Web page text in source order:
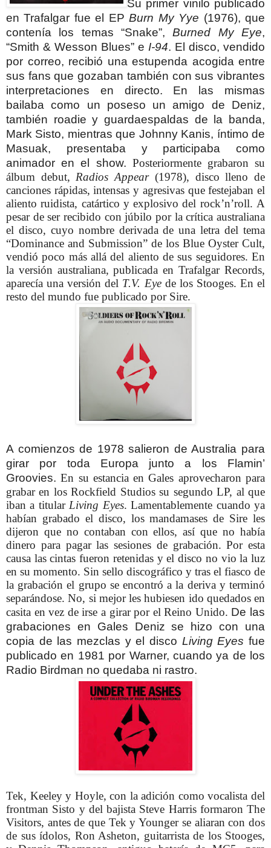
Su primer vinilo publicado
en Trafalgar fue el EPBurn My Yye (1976), que
contenía los temas “Snake”,Burned My Eye,
“Smith & Wesson Blues” e I-94. El disco, vendido
por correo, recibió una estupenda acogida entre
sus fans que gozaban también con sus vibrantes
interpretaciones en directo. En las mismas
bailaba como un poseso un amigo de Deniz,
también roadie y guardaespaldas de la banda,
Mark Sisto, mientras que Johnny Kanis, íntimo de
Masuak, presentaba y participaba como
animador en el show. Posteriormente grabaron su
álbum debut, Radios Appear(1978), disco lleno de
canciones rápidas, intensas y agresivas que festejaban el
aliento ruidista, catártico y explosivo del rock’n’roll. A
pesar de ser recibido con júbilo por la crítica australiana
el disco, cuyo nombre derivada de una letra del tema
“Dominance and Submission” de los Blue Oyster Cult,
vendió poco más allá del aliento de sus seguidores. En
la versión australiana, publicada en Trafalgar Records,
aparecía una versión del T.V. Eyede los Stooges. En el
resto del mundo fue publicado por Sire.
A comienzos de 1978 salieron de Australia para
girar por toda Europa junto a los Flamin’
Groovies.En su estancia en Gales aprovecharon para
grabar en los Rockfield Studios su segundo LP, al que
iban a titular Living Eyes.Lamentablemente cuando ya
habían grabado el disco, los mandamases de Sire les
dijeron que no contaban con ellos, así que no había
dinero para pagar las sesiones de grabación. Por esta
causa las cintas fueron retenidas y el disco no vio la luz
en su momento. Sin sello discográfico y tras el fiasco de
la grabación el grupo se encontró a la deriva y terminó
separándose. No, si mejor les hubiesen ido quedados en
casita en vez de irse a girar por el Reino Unido. De las
grabaciones en Gales Deniz se hizo con una
copia de las mezclas y el disco Living Eyes fue
publicado en 1981 por Warner, cuando ya de los
Radio Birdman no quedaba ni rastro.
Tek, Keeley y Hoyle, con la adición como vocalista del
frontman Sisto y del bajista Steve Harris formaron The
Visitors, antes de que Tek y Younger se aliaran con dos
de sus ídolos, Ron Asheton, guitarrista de los Stooges,